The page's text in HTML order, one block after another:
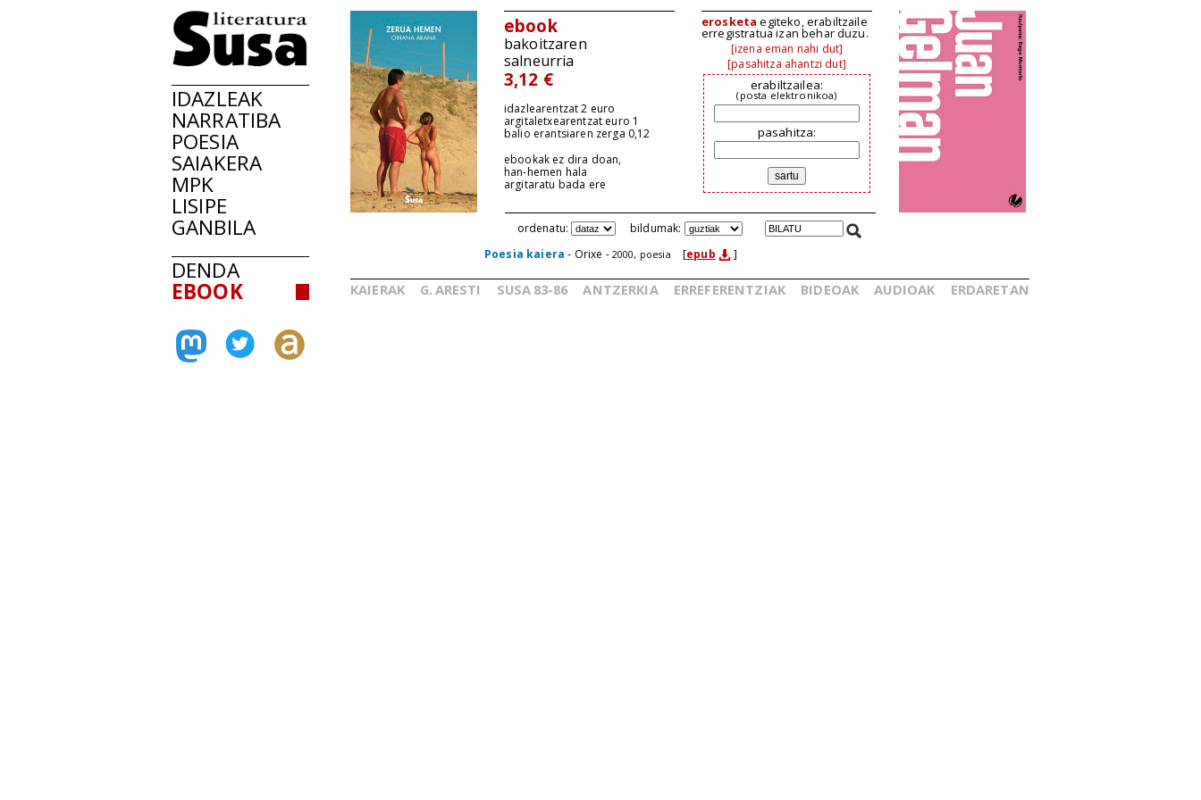
IDAZLEAK
NARRATIBA
POESIA
SAIAKERA
MPK
LISIPE
GANBILA
DENDA
EBOOK
ebook
bakoitzaren
salneurria
3,12 €
idazlearentzat 2 euro
argitaletxearentzat euro 1
balio erantsiaren zerga 0,12
ebookak ez dira doan,
han-hemen hala
argitaratu bada ere
erosketa egiteko, erabiltzaile
erregistratua izan behar duzu.
[izena eman nahi dut]
[pasahitza ahantzi dut]
erabiltzailea:
(posta elektronikoa)
pasahitza:
ordenatu:
bildumak:
Poesia kaiera - Orixe - 2000, poesia [epub ]
KAIERAK G. ARESTI SUSA 83-86 ANTZERKIA ERREFERENTZIAK BIDEOAK AUDIOAK ERDARETAN